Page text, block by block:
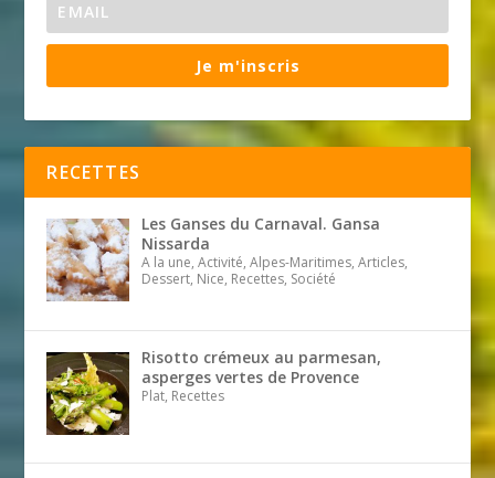
Je m'inscris
RECETTES
Les Ganses du Carnaval. Gansa
Nissarda
A la une, Activité, Alpes-Maritimes, Articles,
Dessert, Nice, Recettes, Société
Risotto crémeux au parmesan,
asperges vertes de Provence
Plat, Recettes